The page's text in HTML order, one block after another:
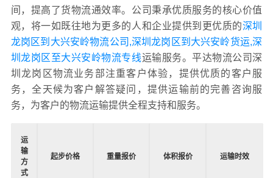
间，提高了货物流通效率。公司秉承优质服务的核心价值
观，将一如既往地为更多的人和企业提供到更优质的深圳
龙岗区到大兴安岭物流公司,深圳龙岗区到大兴安岭货运,深
圳龙岗区至大兴安岭物流专线运输服务。平达物流公司深
圳龙岗区物流业务部注重客户体验，提供优质的客户服
务，全天候为客户解答疑问，提供运输前的完善咨询服
务，为客户的物流运输提供全程支持和服务。
运
输
方
式
起步价格 重量报价 体积报价 运输时效